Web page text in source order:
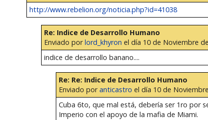
http://www.rebelion.org/noticia.php?id=41038
Re: Indice de Desarrollo Humano
Enviado porlord_khyron el día 10 de Noviembre
indice de desarrollo banano....
Re: Re: Indice de Desarrollo Humano
Enviado poranticastro el día 10 de
Cuba 6to, que mal está, debería ser 1ro por
Imperio con el apoyo de la mafia de Miami.